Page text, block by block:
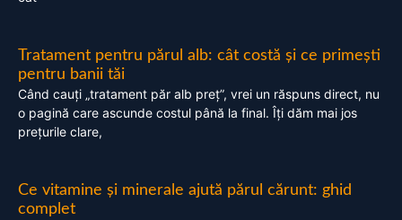
Tratament pentru părul alb: cât costă și ce primești
pentru banii tăi
Când cauți „tratament păr alb preț”, vrei un răspuns direct, nu
o pagină care ascunde costul până la final. Îți dăm mai jos
prețurile clare,
Ce vitamine și minerale ajută părul cărunt: ghid
complet